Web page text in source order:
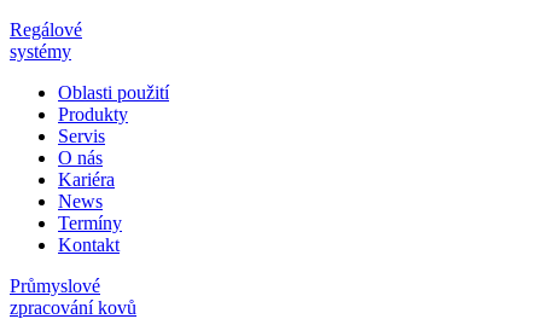
Regálové
systémy
Oblasti použití
Produkty
Servis
O nás
Kariéra
News
Termíny
Kontakt
Průmyslové
zpracování kovů